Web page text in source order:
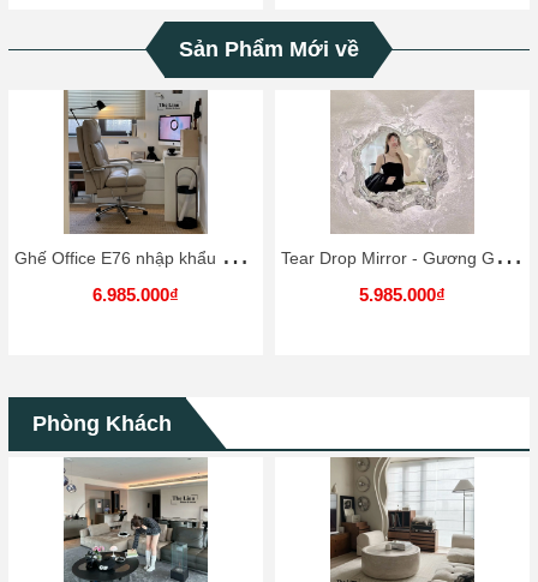
Sản Phẩm Mới về
G
hế Office E76 nhập khẩu cao cấp / E67 Chair
6.985.000₫
T
ear Drop Mirror - Gương Giọt Lệ [Cao Cấp]
5.985.000₫
Phòng Khách